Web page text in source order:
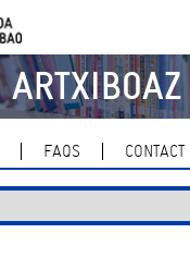
ARTXIBOAZ
FAQS CONTACT